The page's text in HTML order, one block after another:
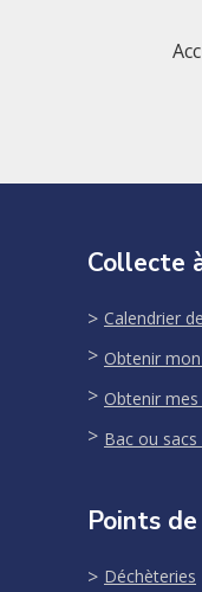
Collecte
Calendrier
Obtenir
Obtenir
Bac ou
Points
Déchèteries